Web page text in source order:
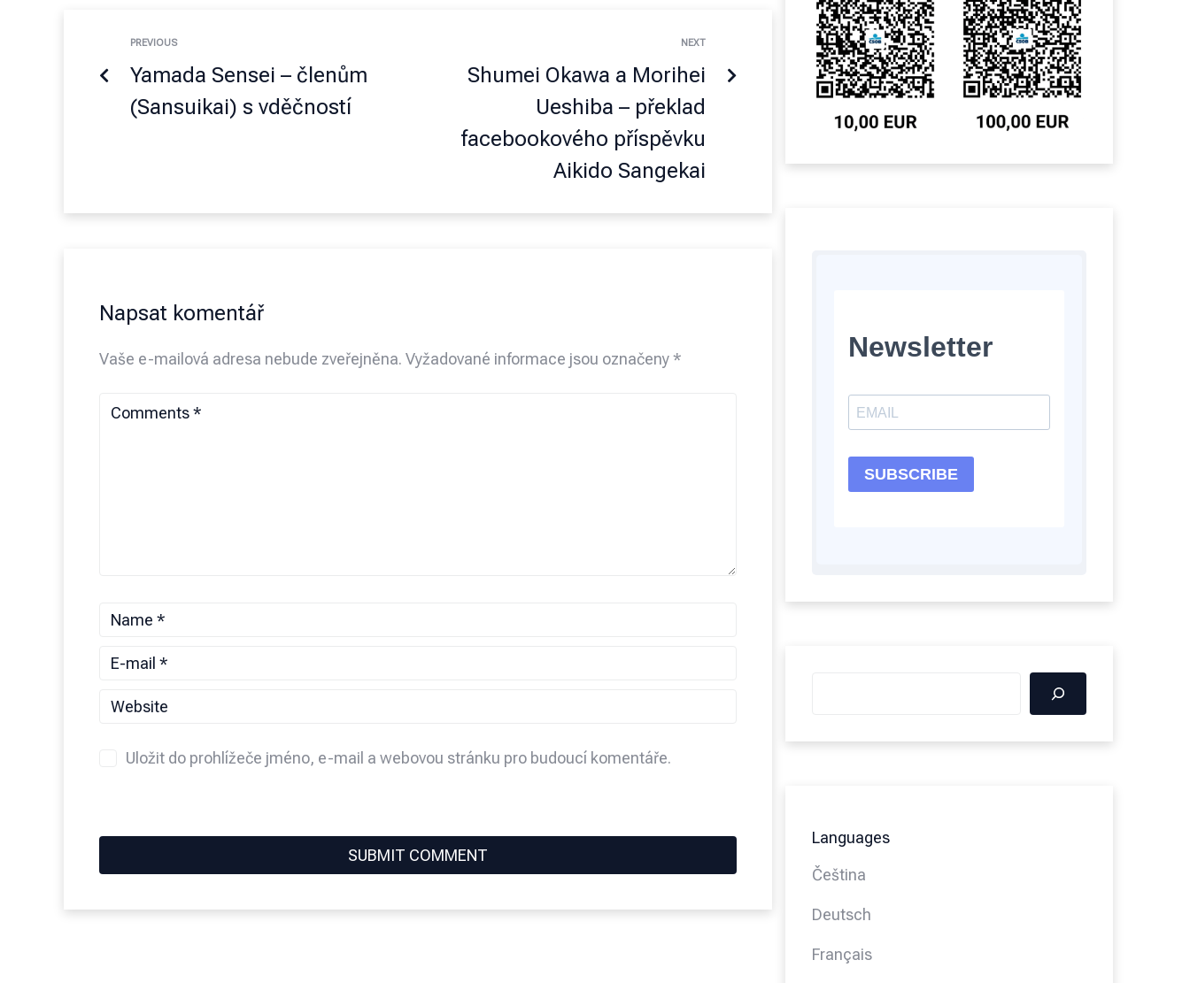
PREVIOUS
Yamada Sensei – členům
(Sansuikai) s vděčností
NEXT
Shumei Okawa a Morihei
Ueshiba – překlad
facebookového příspěvku
Aikido Sangekai
Napsat komentář
Vaše e-mailová adresa nebude zveřejněna. Vyžadované informace jsou označeny*
Uložit do prohlížeče jméno, e-mail a webovou stránku pro budoucí komentáře.
Languages
Čeština
Deutsch
Français